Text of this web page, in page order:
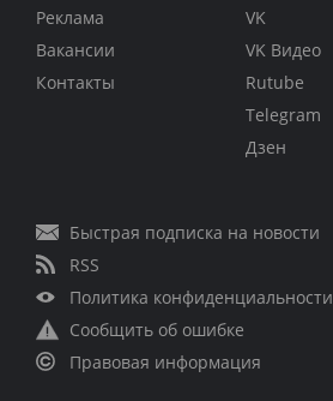
Реклама
Вакансии
Контакты
VK
VK Видео
Rutube
Telegram
Дзен
Быстрая подписка на новости
RSS
Политика конфиденциальности
Сообщить об ошибке
Правовая информация